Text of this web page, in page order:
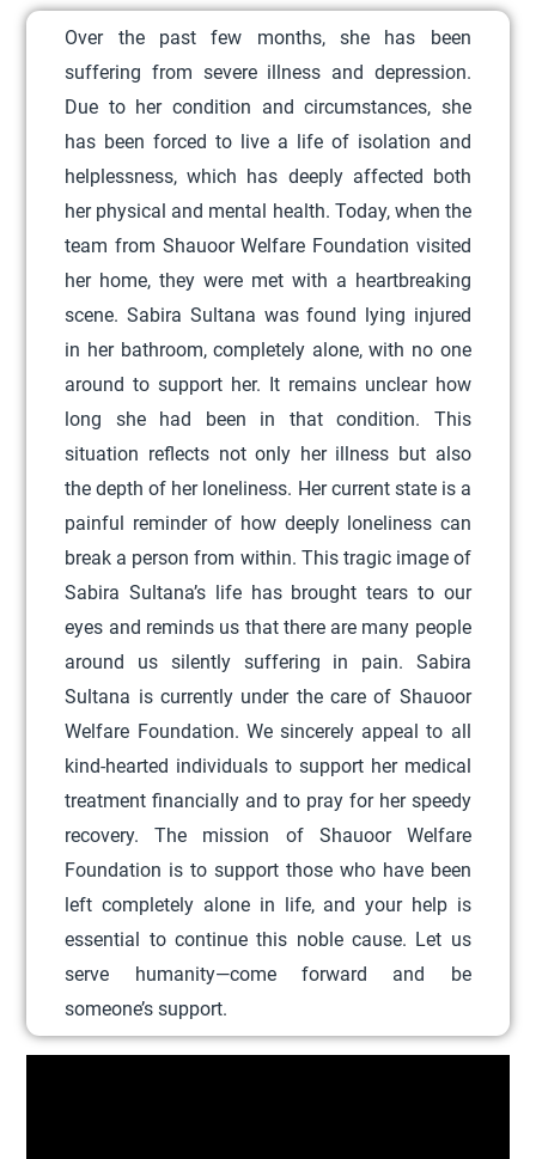
o
d
u
c
t
h
a
s
m
u
l
t
i
p
l
e
v
a
r
i
a
n
t
s
.
T
h
e
o
t
Over the past few months, she has been
suffering from severe illness and depression.
Due to her condition and circumstances, she
has been forced to live a life of isolation and
helplessness, which has deeply affected both
her physical and mental health. Today, when the
team from Shauoor Welfare Foundation visited
her home, they were met with a heartbreaking
scene. Sabira Sultana was found lying injured
in her bathroom, completely alone, with no one
around to support her. It remains unclear how
long she had been in that condition. This
situation reflects not only her illness but also
the depth of her loneliness. Her current state is a
painful reminder of how deeply loneliness can
break a person from within. This tragic image of
Sabira Sultana’s life has brought tears to our
eyes and reminds us that there are many people
around us silently suffering in pain. Sabira
Sultana is currently under the care of Shauoor
Welfare Foundation. We sincerely appeal to all
kind-hearted individuals to support her medical
treatment financially and to pray for her speedy
recovery. The mission of Shauoor Welfare
Foundation is to support those who have been
left completely alone in life, and your help is
essential to continue this noble cause. Let us
serve humanity—come forward and be
someone’s support.